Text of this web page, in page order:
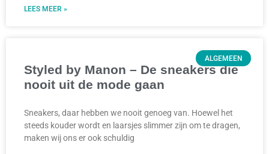
LEES MEER »
ALGEMEEN
Styled by Manon – De sneakers die
nooit uit de mode gaan
Sneakers, daar hebben we nooit genoeg van. Hoewel het
steeds kouder wordt en laarsjes slimmer zijn om te dragen,
maken wij ons er ook schuldig